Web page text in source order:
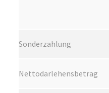
Sonderzahlung
Nettodarlehensbetrag